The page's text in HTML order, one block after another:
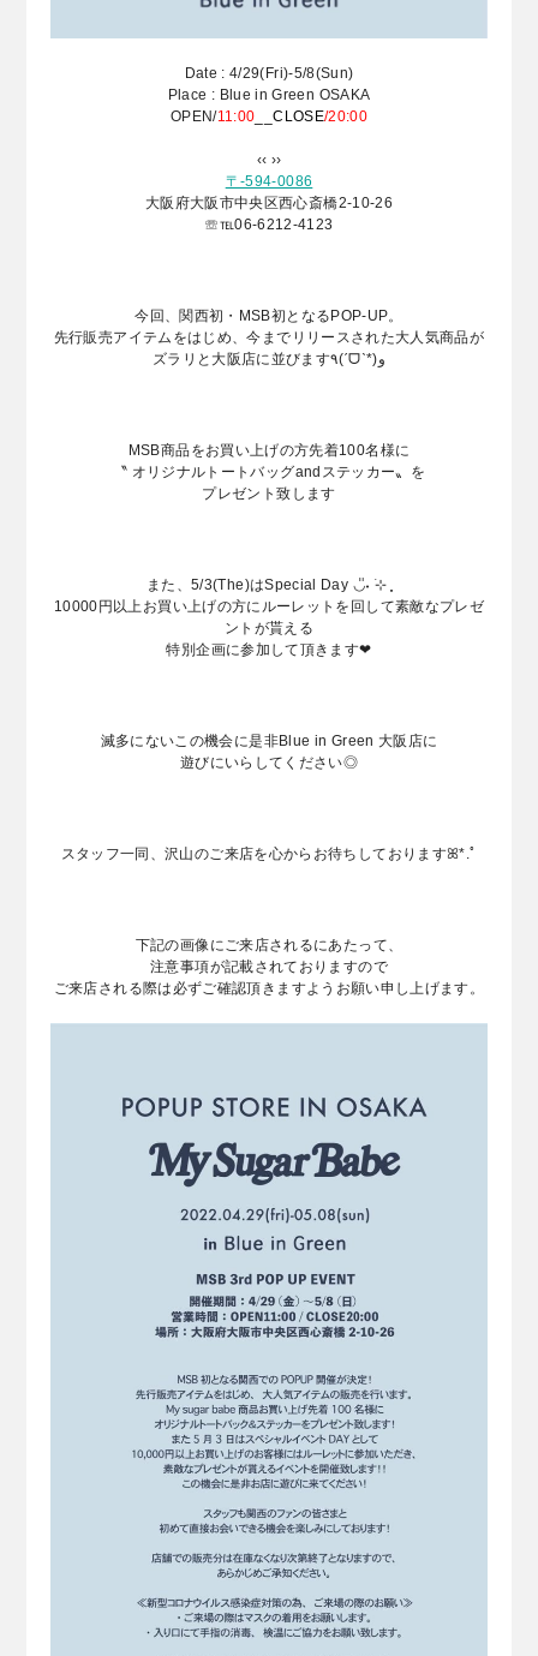
Date : 4/29(Fri)-5/8(Sun)
Place : Blue in Green OSAKA
OPEN/11:00 __CLOSE/20:00
‹‹ ››
〒-594-0086
大阪府大阪市中央区西心斎橋2-10-26
☏℡06-6212-4123
今回、関西初・MSB初となるPOP-UP。
先行販売アイテムをはじめ、今までリリースされた大人気商品が
ズラリと大阪店に並びます٩(ˊᗜˋ*)و
MSB商品をお買い上げの方先着100名様に
〝 オリジナルトートバッグandステッカー〟を
プレゼント致します
また、5/3(The)はSpecial Day ◡̎˖ ࣪⊹ ִֶָ
10000円以上お買い上げの方にルーレットを回して素敵なプレゼ
ントが貰える
特別企画に参加して頂きます❤︎
滅多にないこの機会に是非Blue in Green 大阪店に
遊びにいらしてください◎
スタッフ一同、沢山のご来店を心からお待ちしておりますꕤ*.ﾟ
下記の画像にご来店されるにあたって、
注意事項が記載されておりますので
ご来店される際は必ずご確認頂きますようお願い申し上げます。